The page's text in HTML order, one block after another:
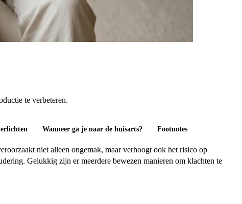
te verbeteren.
Wanneer ga je naar de huisarts? Footnotes
niet alleen ongemak, maar verhoogt ook het risico op
Gelukkig zijn er meerdere bewezen manieren om klachten te